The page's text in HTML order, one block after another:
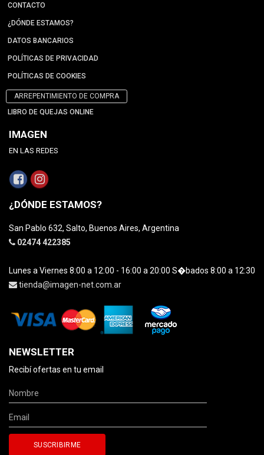
CONTACTO
¿DÓNDE ESTAMOS?
DATOS BANCARIOS
POLÍTICAS DE PRIVACIDAD
POLÍTICAS DE COOKIES
ARREPENTIMIENTO DE COMPRA
LIBRO DE QUEJAS ONLINE
IMAGEN
EN LAS REDES
¿DÓNDE ESTAMOS?
San Pablo 632, Salto, Buenos Aires, Argentina
02474 422385
Lunes a Viernes 8:00 a 12:00 - 16:00 a 20:00 S�bados 8:00 a 12:30
tienda@imagen-net.com.ar
NEWSLETTER
Recibí ofertas en tu email